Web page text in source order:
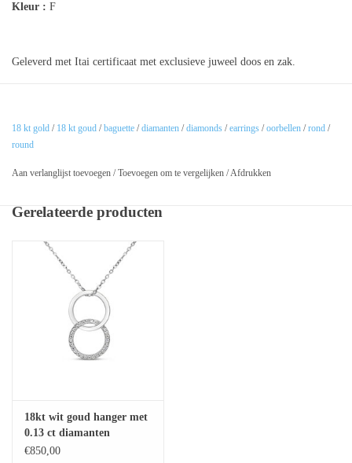
Kleur : F
Geleverd met Itai certificaat met exclusieve juweel doos en zak.
18 kt gold / 18 kt goud /baguette /diamanten /diamonds /earrings /oorbellen /rond /
round
Aan verlanglijst toevoegen /Toevoegen om te vergelijken /Afdrukken
Gerelateerde producten
18kt wit goud hanger met
0.13 ct diamanten
€850,00